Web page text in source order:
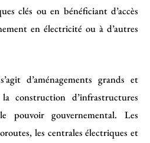
clés ou en bénéficiant d’accès
en électricité ou à d’autres
d’aménagements grands et
construction d’infrastructures
pouvoir gouvernemental. Les
les centrales électriques et